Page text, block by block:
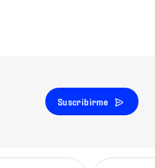
Suscribirme